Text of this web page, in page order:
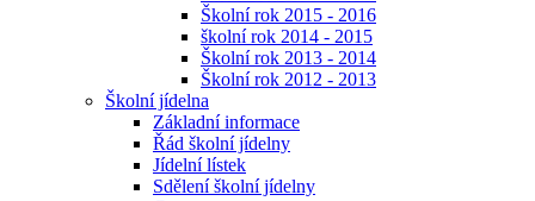
Školní rok 2015 - 2016
školní rok 2014 - 2015
Školní rok 2013 - 2014
Školní rok 2012 - 2013
Školní jídelna
Základní informace
Řád školní jídelny
Jídelní lístek
Sdělení školní jídelny